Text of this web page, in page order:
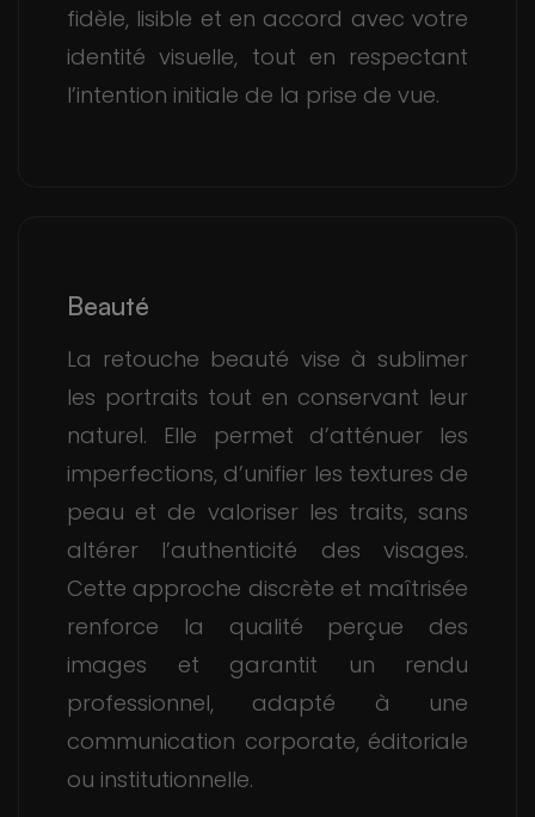
fidèle, lisible et en accord avec votre
identité visuelle, tout en respectant
l’intention initiale de la prise de vue.
Beauté
La retouche beauté vise à sublimer
les portraits tout en conservant leur
naturel. Elle permet d’atténuer les
imperfections, d’unifier les textures de
peau et de valoriser les traits, sans
altérer l’authenticité des visages.
Cette approche discrète et maîtrisée
renforce la qualité perçue des
images et garantit un rendu
professionnel, adapté à une
communication corporate, éditoriale
ou institutionnelle.